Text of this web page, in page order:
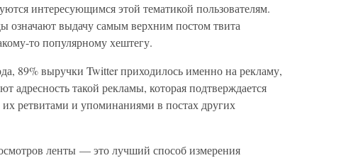
интересующимся этой тематикой пользователям.
означают выдачу самым верхним постом твита
то популярному хештегу.
89% выручки Twitter приходилось именно на рекламу,
адресность такой рекламы, которая подтверждается
ретвитами и упоминаниями в постах других
ленты — это лучший способ измерения